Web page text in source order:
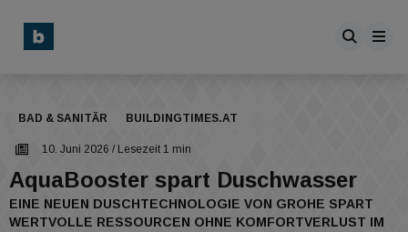
BAD & SANITÄR BUILDINGTIMES.AT
10. Juni 2026 / Lesezeit 1 min
AquaBooster spart Duschwasser
EINE NEUEN DUSCHTECHNOLOGIE VON GROHE SPART
WERTVOLLE RESSOURCEN OHNE KOMFORTVERLUST IM